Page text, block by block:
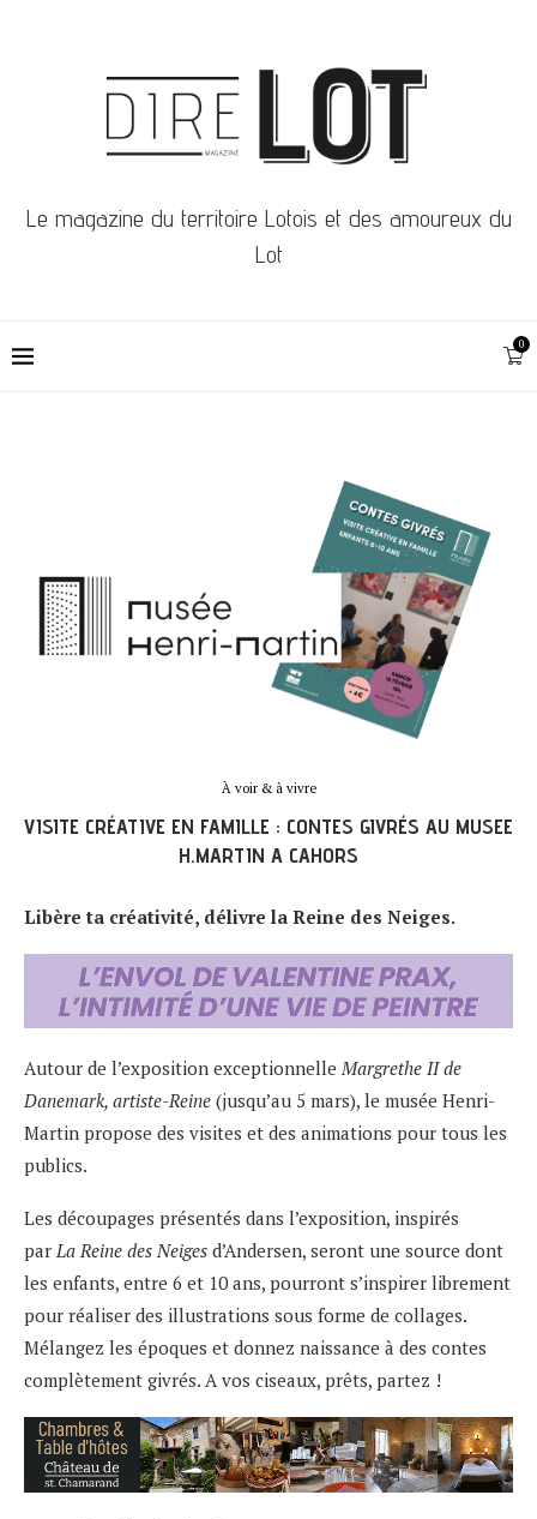
Le magazine du territoire Lotois et des amoureux du
Lot
0
À voir & à vivre
VISITE CRÉATIVE EN FAMILLE : CONTES GIVRÉS AU MUSEE
H.MARTIN A CAHORS
Libère ta créativité, délivre la Reine des Neiges.
Autour de l’exposition exceptionnelleMargrethe II de
Danemark, artiste-Reine (jusqu’au 5 mars), le musée Henri-
Martin propose des visites et des animations pour tous les
publics.
Les découpages présentés dans l’exposition, inspirés
parLa Reine des Neiges d’Andersen, seront une source dont
les enfants, entre 6 et 10 ans, pourront s’inspirer librement
pour réaliser des illustrations sous forme de collages.
Mélangez les époques et donnez naissance à des contes
complètement givrés. A vos ciseaux, prêts, partez !